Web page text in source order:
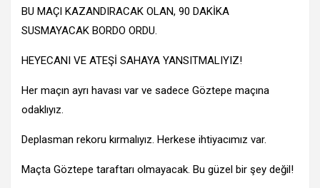
BU MAÇI KAZANDIRACAK OLAN, 90 DAKİKA
SUSMAYACAK BORDO ORDU.
HEYECANI VE ATEŞİ SAHAYA YANSITMALIYIZ!
Her maçın ayrı havası var ve sadece Göztepe maçına
odaklıyız.
Deplasman rekoru kırmalıyız. Herkese ihtiyacımız var.
Maçta Göztepe taraftarı olmayacak. Bu güzel bir şey değil!